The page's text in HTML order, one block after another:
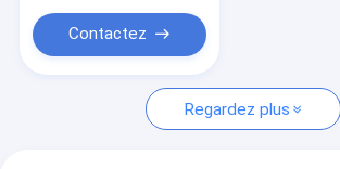
extérieurContactez
Regardez plus